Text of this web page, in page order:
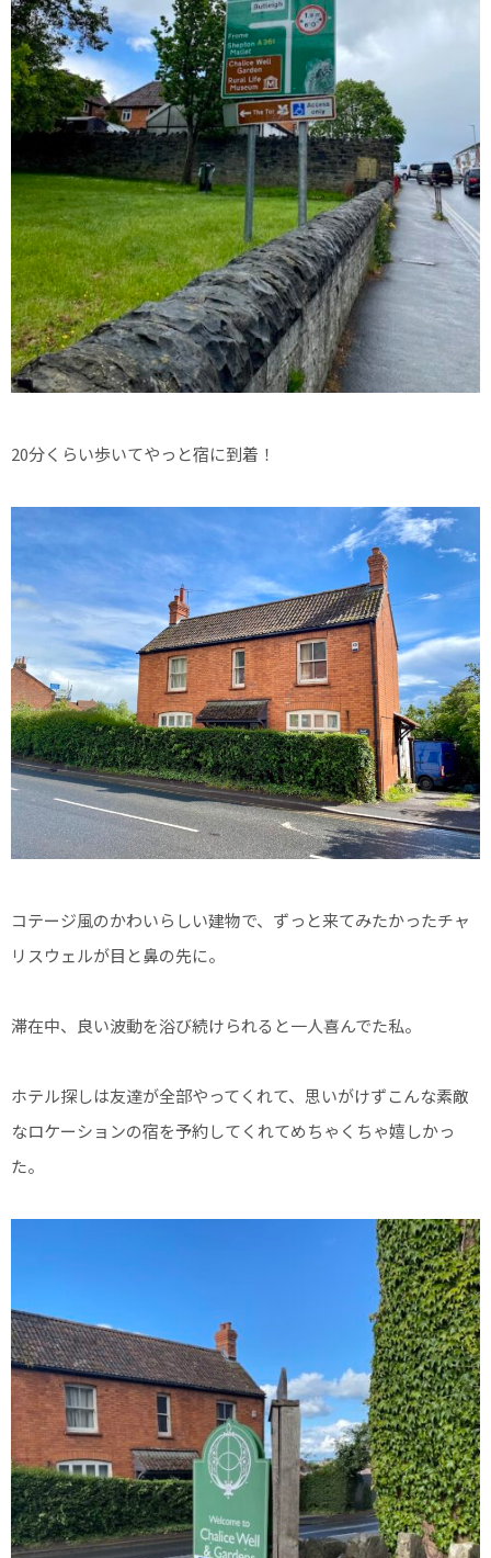
20分くらい歩いてやっと宿に到着！
コテージ風のかわいらしい建物で、ずっと来てみたかったチャ
リスウェルが目と鼻の先に。
滞在中、良い波動を浴び続けられると一人喜んでた私。
ホテル探しは友達が全部やってくれて、思いがけずこんな素敵
なロケーションの宿を予約してくれてめちゃくちゃ嬉しかっ
た。